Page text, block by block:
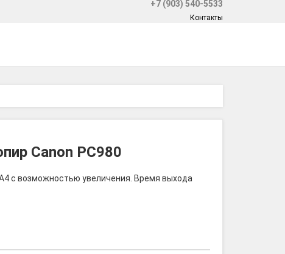
+7 (903) 540-5533
Контакты
Canon PC980
с возможностью увеличения. Время выхода